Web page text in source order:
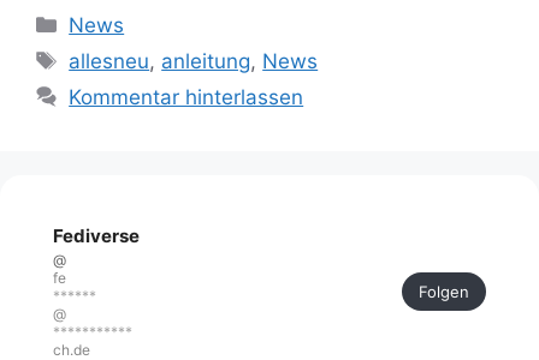
Kategorien
News
Schlagwörter
allesneu, anleitung, News
Kommentar hinterlassen
Fediverse
@
fe
******
@
***********
ch.de
Folgen